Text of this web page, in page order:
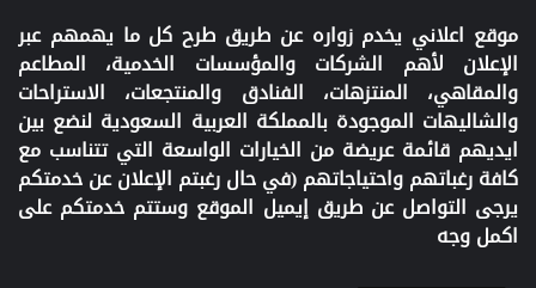
موقع اعلاني يخدم زواره عن طريق طرح كل ما يهمهم عبر
الإعلان لأهم الشركات والمؤسسات الخدمية، المطاعم
والمقاهي، المنتزهات، الفنادق والمنتجعات، الاستراحات
والشاليهات الموجودة بالمملكة العربية السعودية لنضع بين
ايديهم قائمة عريضة من الخيارات الواسعة التي تتناسب مع
كافة رغباتهم واحتياجاتهم (في حال رغبتم الإعلان عن خدمتكم
يرجى التواصل عن طريق إيميل الموقع وستتم خدمتكم على
اكمل وجه